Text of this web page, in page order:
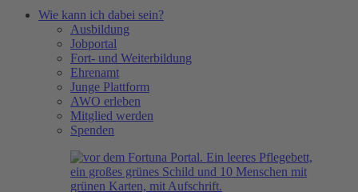
Wie kann ich dabei sein?
Ausbildung
Jobportal
Fort- und Weiterbildung
Ehrenamt
Junge Plattform
AWO erleben
Mitglied werden
Spenden